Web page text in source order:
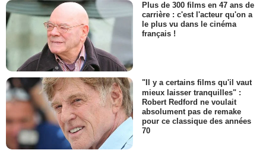
Plus de 300 films en 47 ans de
carrière : c'est l'acteur qu'on a
le plus vu dans le cinéma
français !
"Il y a certains films qu'il vaut
mieux laisser tranquilles" :
Robert Redford ne voulait
absolument pas de remake
pour ce classique des années
70